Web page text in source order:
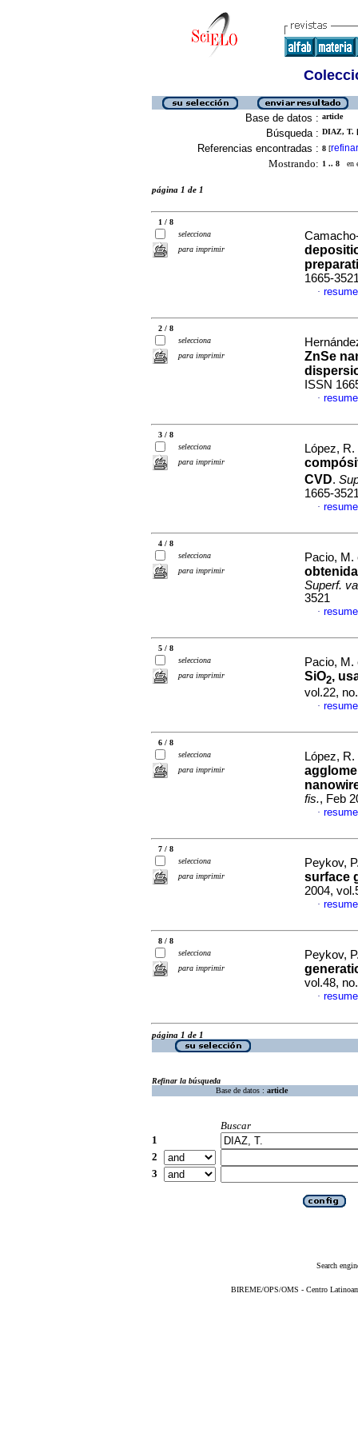
Base de datos : article
Búsqueda : DIAZ, T.
Referencias encontradas : 8 [refinar
Mostrando: 1 .. 8 en
página 1 de 1
1 / 8
selecciona
para imprimir
1665-
·
2 / 8
selecciona
para imprimir
ZnSe
ISSN
·
3 / 8
selecciona
para imprimir
López,
CVD.
1665-
·
4 / 8
selecciona
para imprimir
Pacio,
Superf.
3521
·
5 / 8
selecciona
para imprimir
Pacio,
SiO2,
vol.22,
·
6 / 8
selecciona
para imprimir
López,
fis., Feb
·
7 / 8
selecciona
para imprimir
Peykov,
surface
2004,
·
8 / 8
selecciona
para imprimir
Peykov,
vol.48,
·
página 1 de 1
Refinar la búsqueda
Base de datos : article
Buscar
1
2
3
Search
BIREME/OPS/OMS - Centro